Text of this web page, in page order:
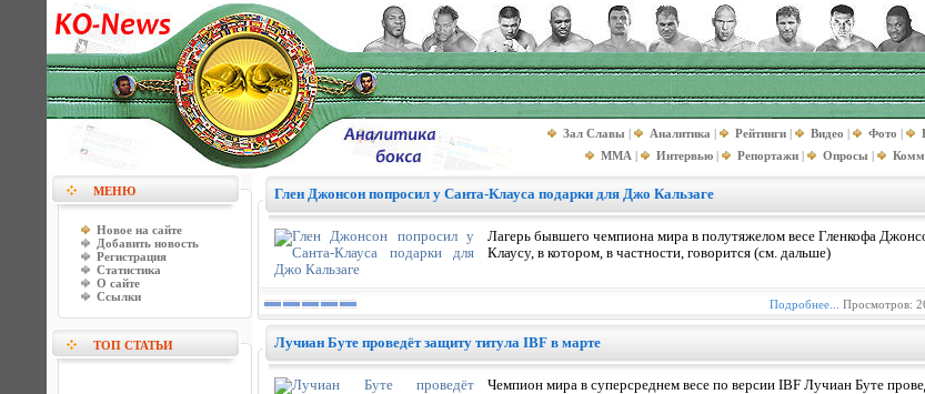
Зал Славы | Аналитика | Рейтинги | Видео | Фото |
MMA | Интервью | Репортажи | Опросы |
МЕНЮ
Новое на сайте
Добавить новость
Регистрация
Статистика
О сайте
Ссылки
ТОП СТАТЬИ
Глен Джонсон попросил у Санта-Клауса подарки для Джо Кальзаге
Лагерь бывшего чемпиона мира в полутяжелом весе Гленкофа
Клаусу, в котором, в частности, говорится (см. дальше)
Подробнее... Просмотров:
Лучиан Буте проведёт защиту титула IBF в марте
Чемпион мира в суперсреднем весе по версии IBF Лучиан Буте